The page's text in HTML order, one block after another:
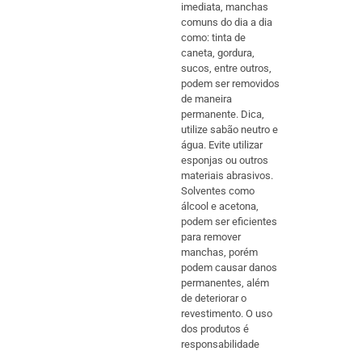
imediata, manchas
comuns do dia a dia
como: tinta de
caneta, gordura,
sucos, entre outros,
podem ser removidos
de maneira
permanente. Dica,
utilize sabão neutro e
água. Evite utilizar
esponjas ou outros
materiais abrasivos.
Solventes como
álcool e acetona,
podem ser eficientes
para remover
manchas, porém
podem causar danos
permanentes, além
de deteriorar o
revestimento. O uso
dos produtos é
responsabilidade